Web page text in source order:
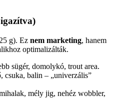
g). Ez nem marketing, hanem
optimalizálták.
sügér, domolykó, trout area.
csuka, balin – „univerzális”
mély jig, nehéz wobbler,